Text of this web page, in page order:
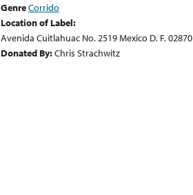
GenreCorrido
Location of Label:
Avenida Cuitlahuac No. 2519 Mexico D. F. 02870
Donated By:Chris Strachwitz